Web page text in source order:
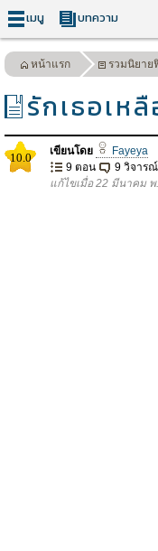
เมนู บทความ
หน้าแรก รวมนิยา
รักเธอเห
10.0 เขียนโดย Fayeya
9 ตอน
9 วิจารณ์
แก้ไขเมื่อ 22 มีนาคม